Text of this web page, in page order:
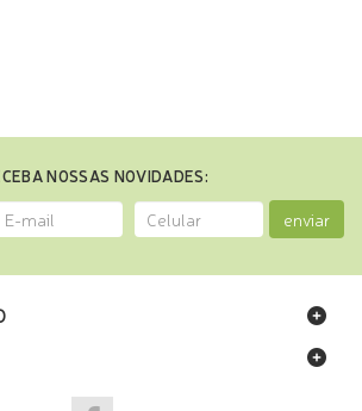
NOSSAS NOVIDADES:
enviar